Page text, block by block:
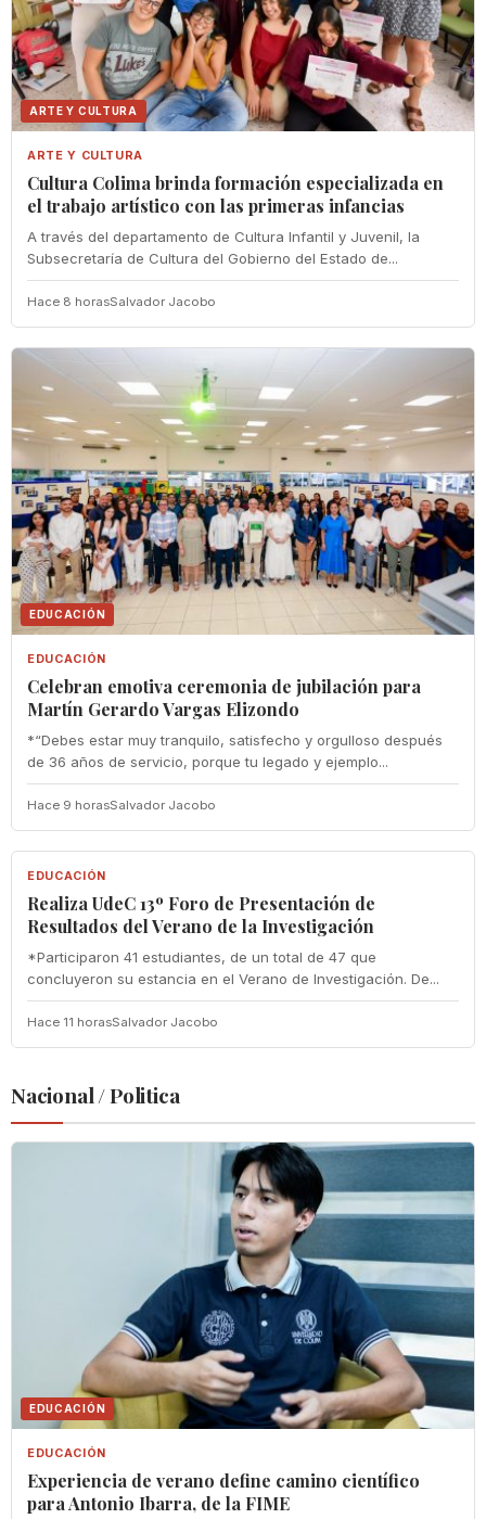
ARTE Y CULTURA
ARTE Y CULTURA
Cultura Colima brinda formación especializada en
el trabajo artístico con las primeras infancias
A través del departamento de Cultura Infantil y Juvenil, la
Subsecretaría de Cultura del Gobierno del Estado de...
Hace 8 horasSalvador Jacobo
EDUCACIÓN
EDUCACIÓN
Celebran emotiva ceremonia de jubilación para
Martín Gerardo Vargas Elizondo
*“Debes estar muy tranquilo, satisfecho y orgulloso después
de 36 años de servicio, porque tu legado y ejemplo...
Hace 9 horasSalvador Jacobo
EDUCACIÓN
EDUCACIÓN
Realiza UdeC 13º Foro de Presentación de
Resultados del Verano de la Investigación
*Participaron 41 estudiantes, de un total de 47 que
concluyeron su estancia en el Verano de Investigación. De...
Hace 11 horasSalvador Jacobo
Nacional / Politica
EDUCACIÓN
EDUCACIÓN
Experiencia de verano define camino científico
para Antonio Ibarra, de la FIME